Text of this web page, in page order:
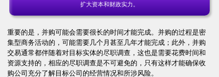
扩大资本和财政实力。
重要的是，并购可能会需要很长的时间才能完成。并购的过程是密
集型商务活动的，可能需要几个月甚至几年才能完成；此外，并购
交易通常都伴随着对目标实体的尽职调查，这也是需要花费时间和
资源支持的，相应的尽职调查是不可避免的，只有这样才能确保收
购公司充分了解目标公司的经营情况和所涉风险。